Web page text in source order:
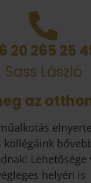
20 265 25
Sass László
az
kollégáink
Lehetősége
helyén is